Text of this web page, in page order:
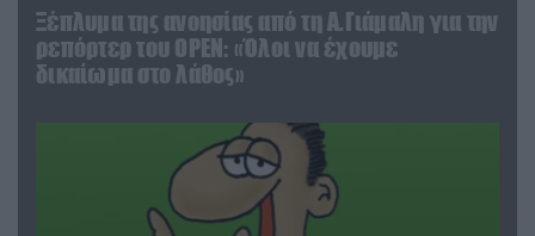
Ξέπλυμα της ανοησίας από τη Α.Γιάμαλη για την
ρεπόρτερ του ΟΡΕΝ: «Όλοι να έχουμε
δικαίωμα στο λάθος»